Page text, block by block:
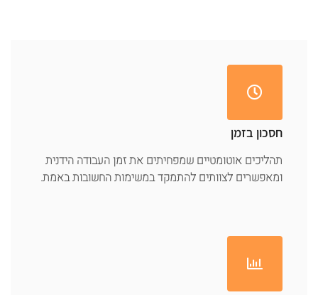
חסכון בזמן
תהליכים אוטומטיים שמפחיתים את זמן העבודה הידנית
ומאפשרים לצוותים להתמקד במשימות החשובות באמת.